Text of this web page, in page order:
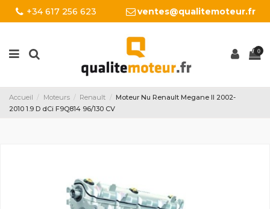
+34 617 256 623 ventes@qualitemoteur.fr
0
Accueil Moteurs Renault
Moteur Nu Renault Megane II 2002-
2010 1.9 D dCi F9Q814 96/130 CV